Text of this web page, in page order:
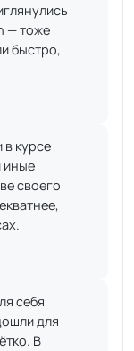
— тоже
быстро,
в курсе
иные
своего
себя
для
В